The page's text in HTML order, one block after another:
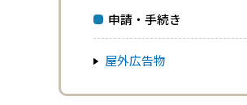
申請・手続き
屋外広告物